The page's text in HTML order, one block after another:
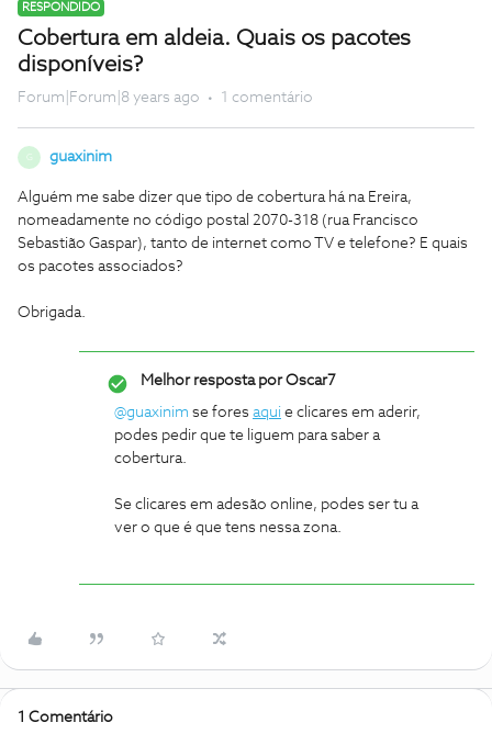
RESPONDIDO
Cobertura em aldeia. Quais os pacotes
disponíveis?
Forum|Forum|8 years ago 1 comentário
guaxinim
Alguém me sabe dizer que tipo de cobertura há na Ereira,
nomeadamente no código postal 2070-318 (rua Francisco
Sebastião Gaspar), tanto de internet como TV e telefone? E quais
os pacotes associados?
Obrigada.
Melhor resposta porOscar7
@guaxinim se fores aqui e clicares em aderir,
podes pedir que te liguem para saber a
cobertura.
Se clicares em adesão online, podes ser tu a
ver o que é que tens nessa zona.
1 Comentário